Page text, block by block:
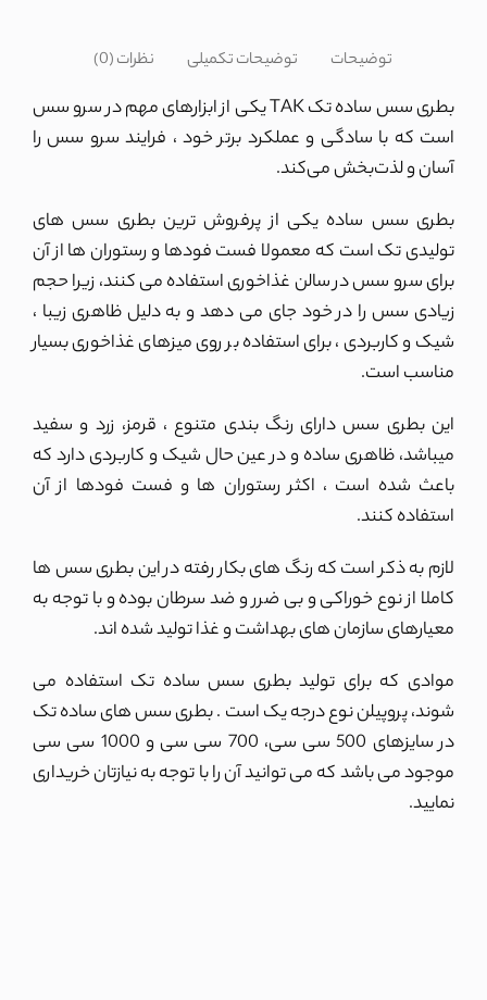
توضیحات توضیحات تکمیلی نظرات (0)
بطری سس ساده تک TAK یکی از ابزارهای مهم در سرو سس
است که با سادگی و عملکرد برتر خود ، فرایند سرو سس را
آسان و لذت‌بخش می‌کند.
بطری سس ساده یکی از پرفروش ترین بطری سس های
تولیدی تک است که معمولا فست فودها و رستوران ها از آن
برای سرو سس در سالن غذاخوری استفاده می کنند، زیرا حجم
زیادی سس را در خود جای می دهد و به دلیل ظاهری زیبا ،
شیک و کاربردی ، برای استفاده بر روی میزهای غذاخوری بسیار
مناسب است.
این بطری سس دارای رنگ بندی متنوع ، قرمز، زرد و سفید
میباشد، ظاهری ساده و در عین حال شیک و کاربردی دارد که
باعث شده است ، اکثر رستوران ها و فست فودها از آن
استفاده کنند.
لازم به ذکر است که رنگ های بکار رفته در این بطری سس ها
کاملا از نوع خوراکی و بی ضرر و ضد سرطان بوده و با توجه به
معیارهای سازمان های بهداشت و غذا تولید شده اند.
موادی که برای تولید بطری سس ساده تک استفاده می
شوند، پروپیلن نوع درجه یک است . بطری سس های ساده تک
در سایزهای 500 سی سی، 700 سی سی و 1000 سی سی
موجود می باشد که می توانید آن را با توجه به نیازتان خریداری
نمایید.